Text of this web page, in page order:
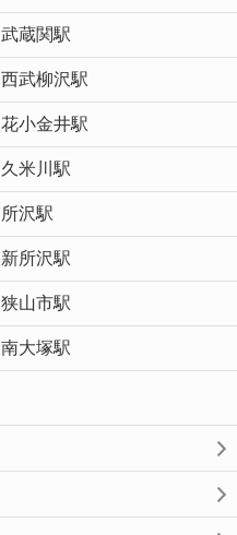
武蔵関駅
西武柳沢駅
花小金井駅
久米川駅
所沢駅
新所沢駅
狭山市駅
南大塚駅